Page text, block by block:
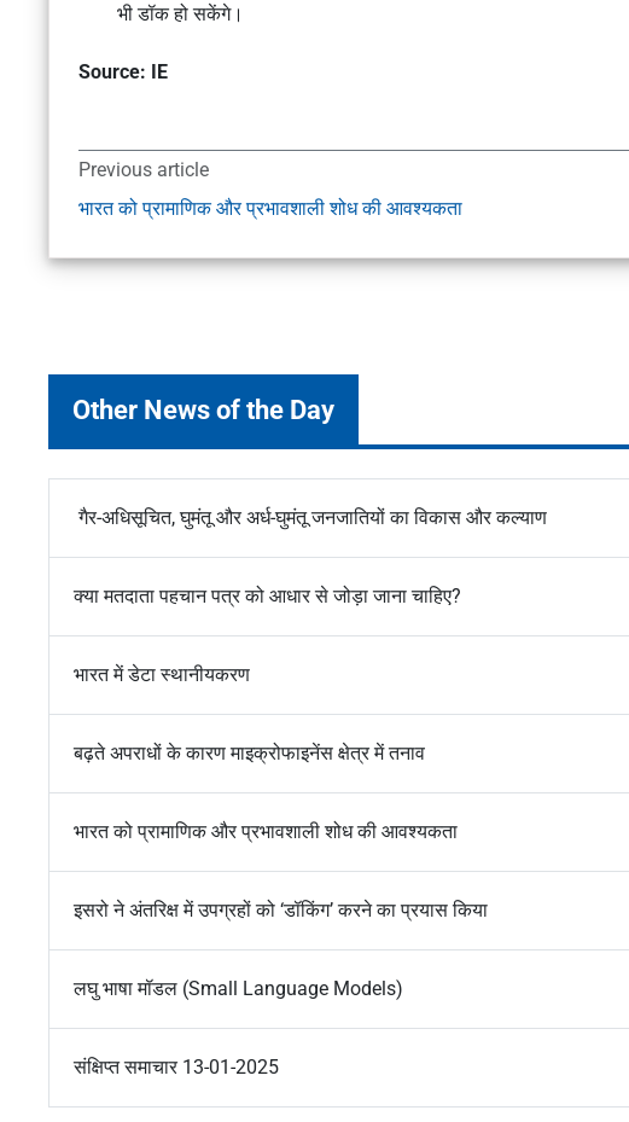
भी डॉक हो सकेंगे।
Source: IE
Previous article
भारत को प्रामाणिक और प्रभावशाली शोध की आवश्यकता
Other News of the Day
गैर-अधिसूचित, घुमंतू और अर्ध-घुमंतू जनजातियों का विकास और कल्याण
क्या मतदाता पहचान पत्र को आधार से जोड़ा जाना चाहिए?
भारत में डेटा स्थानीयकरण
बढ़ते अपराधों के कारण माइक्रोफाइनेंस क्षेत्र में तनाव
भारत को प्रामाणिक और प्रभावशाली शोध की आवश्यकता
इसरो ने अंतरिक्ष में उपग्रहों को ‘डॉकिंग’ करने का प्रयास किया
लघु भाषा मॉडल (Small Language Models)
संक्षिप्त समाचार 13-01-2025